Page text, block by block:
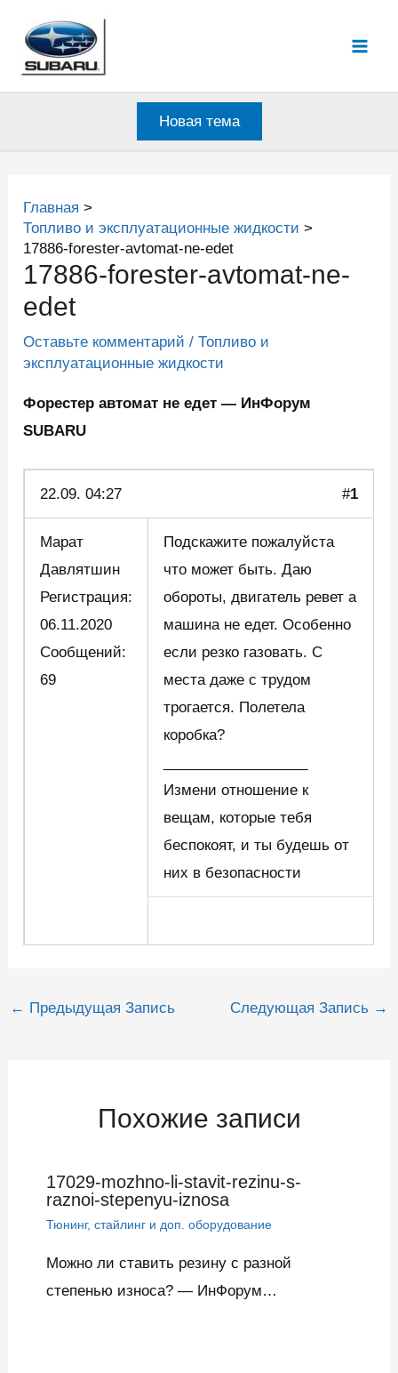
содержимому
Новая тема
Главная
Топливо и эксплуатационные жидкости
17886-forester-avtomat-ne-edet
17886-forester-avtomat-ne-
edet
Оставьте комментарий /Топливо и
эксплуатационные жидкости
Форестер автомат не едет — ИнФорум
SUBARU
22.09. 04:27 #1
Марат
Давлятшин
Регистрация:
06.11.2020
Сообщений:
69
Подскажите пожалуйста
что может быть. Даю
обороты, двигатель ревет а
машина не едет. Особенно
если резко газовать. С
места даже с трудом
трогается. Полетела
коробка?
Измени отношение к
вещам, которые тебя
беспокоят, и ты будешь от
них в безопасности
Навигация
← Предыдущая Запись Следующая Запись →
Похожие записи
17029-mozhno-li-stavit-rezinu-s-
raznoi-stepenyu-iznosa
Тюнинг, стайлинг и доп. оборудование
Можно ли ставить резину с разной
степенью износа? — ИнФорум…